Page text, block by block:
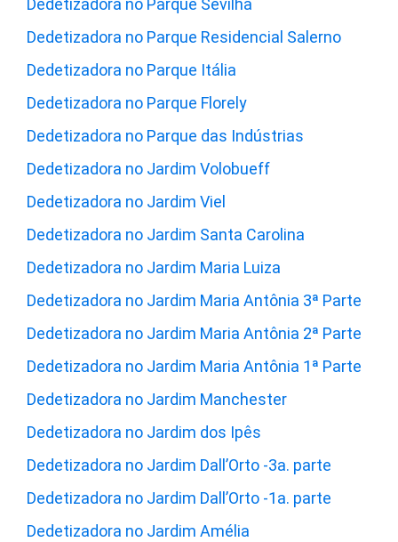
Dedetizadora no Parque Sevilha
Dedetizadora no Parque Residencial Salerno
Dedetizadora no Parque Itália
Dedetizadora no Parque Florely
Dedetizadora no Parque das Indústrias
Dedetizadora no Jardim Volobueff
Dedetizadora no Jardim Viel
Dedetizadora no Jardim Santa Carolina
Dedetizadora no Jardim Maria Luiza
Dedetizadora no Jardim Maria Antônia 3ª Parte
Dedetizadora no Jardim Maria Antônia 2ª Parte
Dedetizadora no Jardim Maria Antônia 1ª Parte
Dedetizadora no Jardim Manchester
Dedetizadora no Jardim dos Ipês
Dedetizadora no Jardim Dall’Orto -3a. parte
Dedetizadora no Jardim Dall’Orto -1a. parte
Dedetizadora no Jardim Amélia